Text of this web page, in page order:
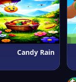
Candy Rain